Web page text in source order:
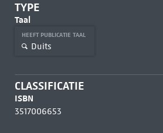
TYPE
Taal
HEEFT PUBLICATIE TAAL
Duits
CLASSIFICATIE
ISBN
3517006653